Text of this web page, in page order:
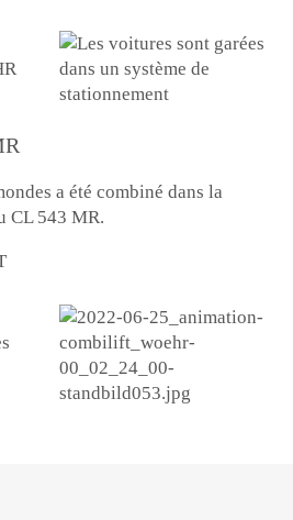
a été combiné dans la
CL 543 MR.